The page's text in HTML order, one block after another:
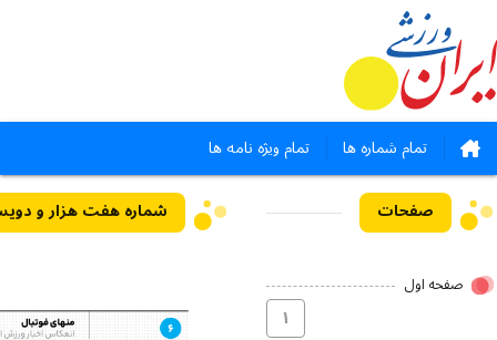
تمام شماره ها تمام ویژه نامه ها
صفحات
صفحه اول
۱